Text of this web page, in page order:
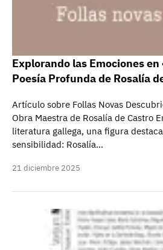
Explorando las Emociones en
Poesía Profunda de Rosalía
Artículo sobre Follas Novas
Obra Maestra de Rosalía de Castro
literatura gallega, una figura
sensibilidad: Rosalía…
21 diciembre 2025